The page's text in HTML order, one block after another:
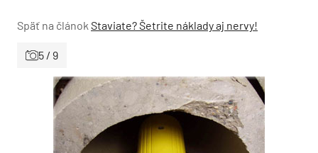
Späť na článok Staviate? Šetrite náklady aj nervy!
5 / 9